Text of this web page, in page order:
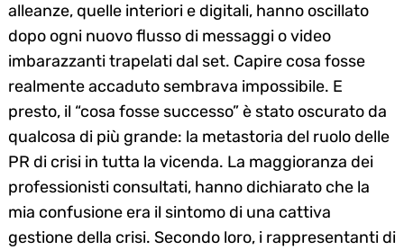
alleanze, quelle interiori e digitali, hanno oscillato
dopo ogni nuovo flusso di messaggi o video
imbarazzanti trapelati dal set. Capire cosa fosse
realmente accaduto sembrava impossibile. E
presto, il “cosa fosse successo” è stato oscurato da
qualcosa di più grande: la metastoria del ruolo delle
PR di crisi in tutta la vicenda. La maggioranza dei
professionisti consultati, hanno dichiarato che la
mia confusione era il sintomo di una cattiva
gestione della crisi. Secondo loro, i rappresentanti di